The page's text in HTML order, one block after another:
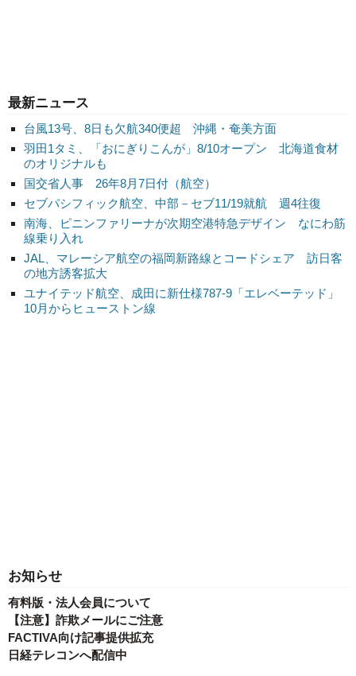
最新ニュース
台風13号、8日も欠航340便超 沖縄・奄美方面
羽田1タミ、「おにぎりこんが」8/10オープン 北海道食材
のオリジナルも
国交省人事 26年8月7日付（航空）
セブパシフィック航空、中部－セブ11/19就航 週4往復
南海、ピニンファリーナが次期空港特急デザイン なにわ筋
線乗り入れ
JAL、マレーシア航空の福岡新路線とコードシェア 訪日客
の地方誘客拡大
ユナイテッド航空、成田に新仕様787-9「エレベーテッド」
10月からヒューストン線
お知らせ
有料版・法人会員について
【注意】詐欺メールにご注意
FACTIVA向け記事提供拡充
日経テレコンへ配信中